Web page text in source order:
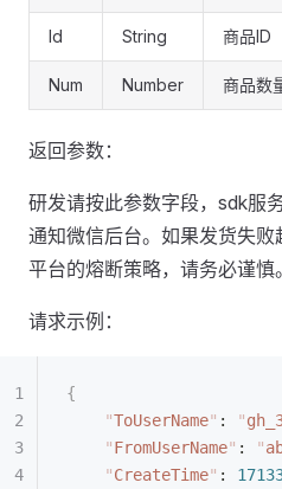
Id String 商品ID
Num Number 商品数
返回参数：
研发请按此参数字段，sdk服
通知微信后台。如果发货失
平台的熔断策略，请务必谨慎。
请求示例：
{
    "
ToUserName" : "
    "
FromUserName" : "
    "
CreateTime" :